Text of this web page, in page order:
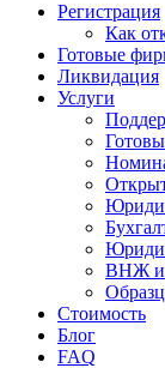
Регистрация
Как
Готовые
Ликвидация
Услуги
ВНЖ
Стоимость
Блог
FAQ